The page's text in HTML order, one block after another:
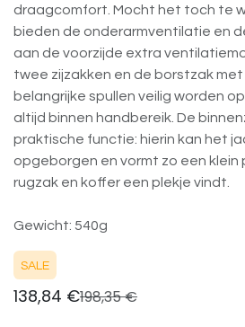
draagcomfort. Mocht het toch te
bieden de onderarmventilatie en
aan de voorzijde extra
twee zijzakken en de borstzak
belangrijke spullen veilig worden
altijd binnen handbereik. De
praktische functie: hierin kan het
opgeborgen en vormt zo een klein
rugzak en koffer een plekje vindt.
Gewicht: 540g
SALE
138,84 €198,35€